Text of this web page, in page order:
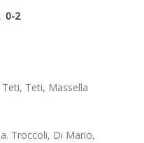
0-2
Teti, Massella
Troccoli, Di Mario,